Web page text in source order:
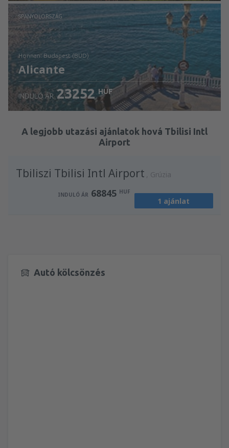
Ellenőrizze a részleteket
SPANYOLORSZÁG
honnan: Budapest (BUD)
Alicante
Ellenőrizze a részleteket
INDULÓ ÁR 23252 HUF
A legjobb utazási ajánlatok hová Tbilisi Intl
Airport
Tbiliszi Tbilisi Intl Airport Grúzia
INDULÓ ÁR 68845 HUF
1 ajánlat
Autó kölcsönzés